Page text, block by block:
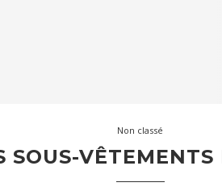
Non classé
SOUS-